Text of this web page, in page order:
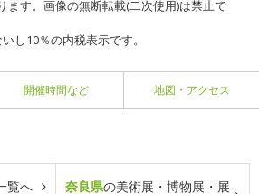
ます。画像の無断転載(二次使用)は禁止で
し10％の内税表示です。
開催時間など 地図・アクセス
覧へ 奈良県の美術展・博物展・展